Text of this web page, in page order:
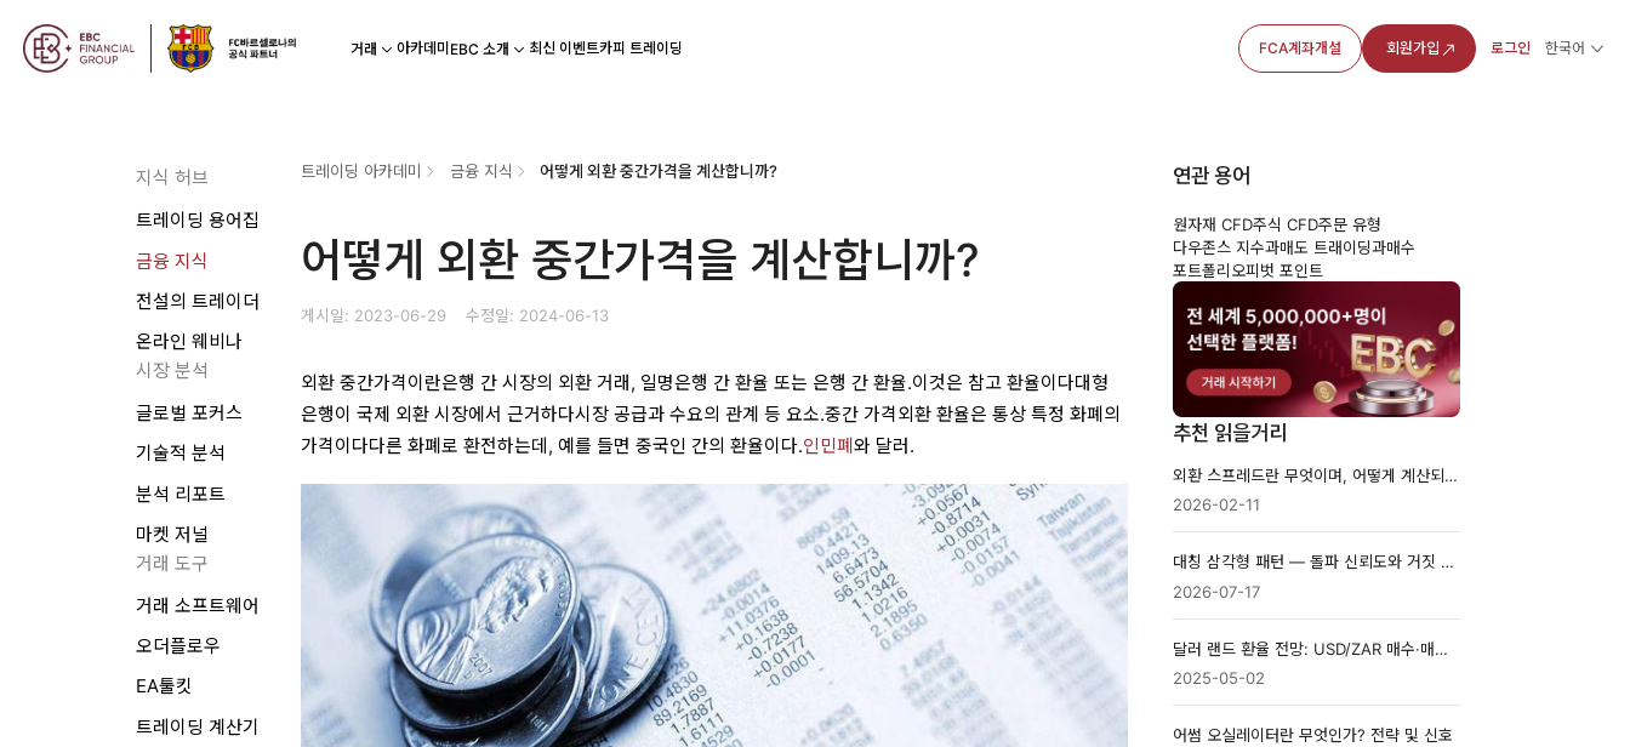
거래 아카데미 EBC 소개 최신 이벤트카피 트레이딩 FCA계좌개설 회원가입 로그인 한국어
지식 허브
트레이딩 용어집
금융 지식
전설의 트레이더
온라인 웨비나
시장 분석
글로벌 포커스
기술적 분석
분석 리포트
마켓 저널
거래 도구
거래 소프트웨어
오더플로우
EA툴킷
트레이딩 계산기
트레이딩 아카데미 금융 지식 어떻게 외환 중간가격을 계산합니까?
어떻게 외환 중간가격을 계산합니까?
게시일: 2023-06-29 수정일: 2024-06-13
외환 중간가격이란은행 간 시장의 외환 거래, 일명은행 간 환율 또는 은행 간 환율.이것은 참고 환율이다대형
은행이 국제 외환 시장에서 근거하다시장 공급과 수요의 관계 등 요소.중간 가격외환 환율은 통상 특정 화폐의
가격이다다른 화폐로 환전하는데, 예를 들면 중국인 간의 환율이다.인민폐와 달러.
연관 용어
원자재 CFD주식 CFD주문 유형
다우존스 지수과매도 트래이딩과매수
포트폴리오피벗 포인트
추천 읽을거리
외환 스프레드란 무엇이며, 어떻게 계산되는가
2026-02-11
대칭 삼각형 패턴 — 돌파 신뢰도와 거짓 신호를 구분하는 기준
2026-07-17
달러 랜드 환율 전망: USD/ZAR 매수·매도 판단 기준
2025-05-02
어썸 오실레이터란 무엇인가? 전략 및 신호